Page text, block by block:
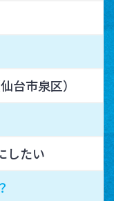
台市泉区）
したい